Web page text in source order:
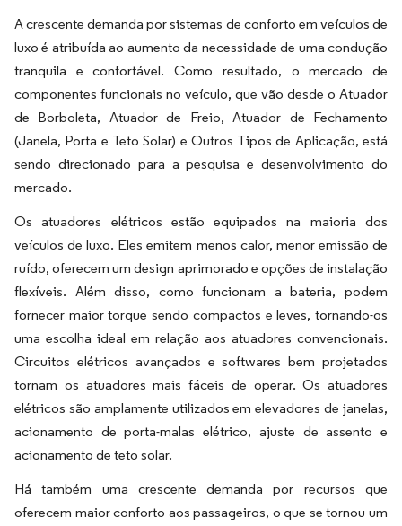
A crescente demanda por sistemas de conforto em veículos de
luxo é atribuída ao aumento da necessidade de uma condução
tranquila e confortável. Como resultado, o mercado de
componentes funcionais no veículo, que vão desde o Atuador
de Borboleta, Atuador de Freio, Atuador de Fechamento
(Janela, Porta e Teto Solar) e Outros Tipos de Aplicação, está
sendo direcionado para a pesquisa e desenvolvimento do
mercado.
Os atuadores elétricos estão equipados na maioria dos
veículos de luxo. Eles emitem menos calor, menor emissão de
ruído, oferecem um design aprimorado e opções de instalação
flexíveis. Além disso, como funcionam a bateria, podem
fornecer maior torque sendo compactos e leves, tornando-os
uma escolha ideal em relação aos atuadores convencionais.
Circuitos elétricos avançados e softwares bem projetados
tornam os atuadores mais fáceis de operar. Os atuadores
elétricos são amplamente utilizados em elevadores de janelas,
acionamento de porta-malas elétrico, ajuste de assento e
acionamento de teto solar.
Há também uma crescente demanda por recursos que
oferecem maior conforto aos passageiros, o que se tornou um